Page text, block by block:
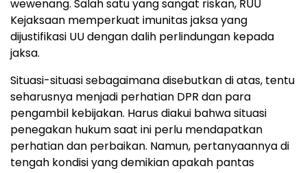
wewenang. Salah satu yang sangat riskan, RUU
Kejaksaan memperkuat imunitas jaksa yang
dijustifikasi UU dengan dalih perlindungan kepada
jaksa.
Situasi-situasi sebagaimana disebutkan di atas, tentu
seharusnya menjadi perhatian DPR dan para
pengambil kebijakan. Harus diakui bahwa situasi
penegakan hukum saat ini perlu mendapatkan
perhatian dan perbaikan. Namun, pertanyaannya di
tengah kondisi yang demikian apakah pantas